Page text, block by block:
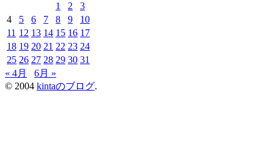
1
2
3
4
5 6 7 8 9
10
11 12 13 14 15 16 17
18 19 20 21 22 23 24
25 26 27 28 29 30 31
« 4月
6月 »
© 2004 kintaのブログ.